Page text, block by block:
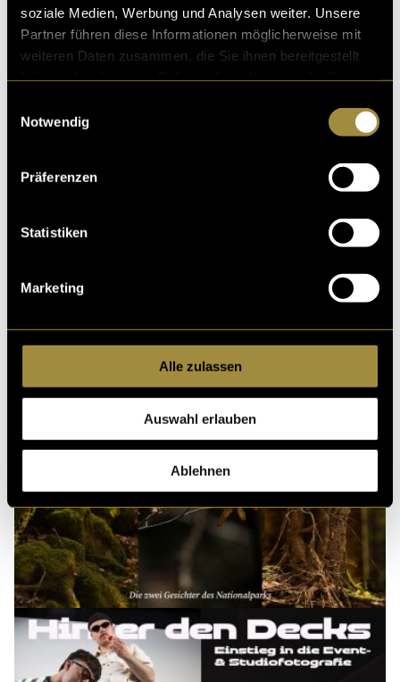
soziale Medien, Werbung und Analysen weiter. Unsere
Partner führen diese Informationen möglicherweise mit
weiteren Daten zusammen, die Sie ihnen bereitgestellt
Notwendig
Präferenzen
Statistiken
Marketing
Alle zulassen
Auswahl erlauben
Ablehnen